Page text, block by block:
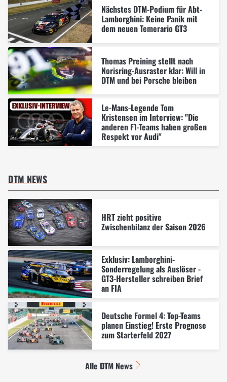
Nächstes DTM-Podium für Abt-
Lamborghini: Keine Panik mit
dem neuen Temerario GT3
Thomas Preining stellt nach
Norisring-Ausraster klar: Will in
DTM und bei Porsche bleiben
Le-Mans-Legende Tom
Kristensen im Interview: "Die
anderen F1-Teams haben großen
Respekt vor Audi"
DTM NEWS
HRT zieht positive
Zwischenbilanz der Saison 2026
Exklusiv: Lamborghini-
Sonderregelung als Auslöser -
GT3-Hersteller schreiben Brief
an FIA
Deutsche Formel 4: Top-Teams
planen Einstieg! Erste Prognose
zum Starterfeld 2027
Alle DTM News